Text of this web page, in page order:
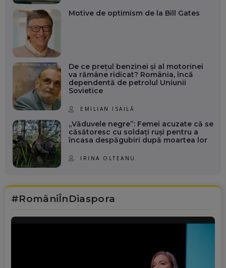
Motive de optimism de la Bill Gates
De ce prețul benzinei și al motorinei
va rămâne ridicat? România, încă
dependentă de petrolul Uniunii
Sovietice
EMILIAN ISAILĂ
„Văduvele negre”: Femei acuzate că se
căsătoresc cu soldați ruși pentru a
încasa despăgubiri după moartea lor
IRINA OLTEANU
#RomâniÎnDiaspora